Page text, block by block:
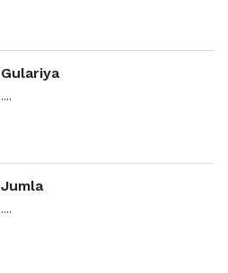
Gulariya
....
Jumla
....